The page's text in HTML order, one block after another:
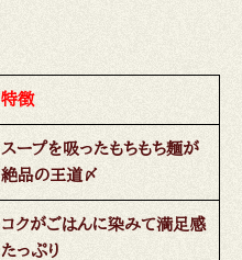
特徴
スープを吸ったもちもち麺が
絶品の王道〆
コクがごはんに染みて満足感
たっぷり